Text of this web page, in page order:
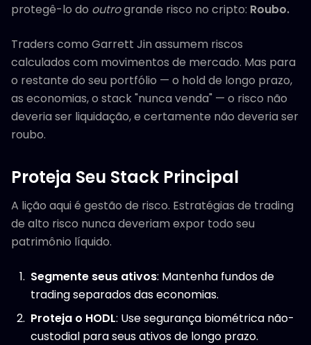
protegê-lo do outrogrande risco no cripto: Roubo.
Traders como Garrett Jin assumem riscos
calculados com movimentos de mercado. Mas para
o restante do seu portfólio — o hold de longo prazo,
as economias, o stack "nunca venda" — o risco não
deveria ser liquidação, e certamente não deveria ser
roubo.
Proteja Seu Stack Principal
A lição aqui é gestão de risco. Estratégias de trading
de alto risco nunca deveriam expor todo seu
patrimônio líquido.
Segmente seus ativos: Mantenha fundos de
trading separados das economias.
Proteja o HODL: Use segurança biométrica não-
custodial para seus ativos de longo prazo.